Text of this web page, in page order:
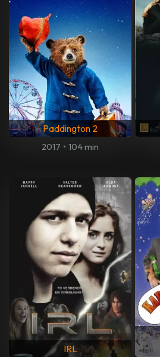
Paddington 2
2017 • 104 min
IRL